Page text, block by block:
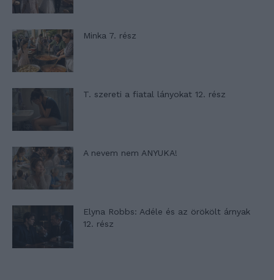
Minka 7. rész
T. szereti a fiatal lányokat 12. rész
A nevem nem ANYUKA!
Elyna Robbs: Adéle és az örökölt árnyak
12. rész